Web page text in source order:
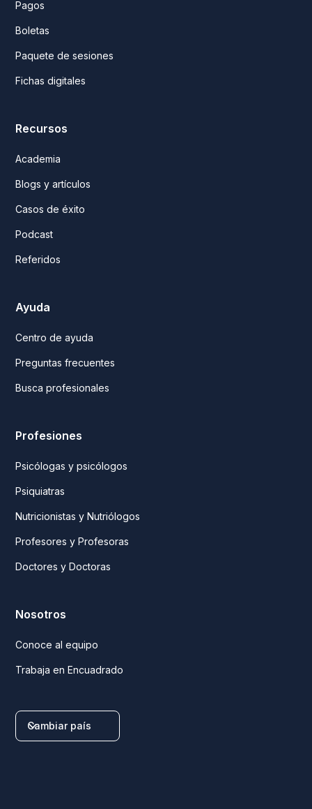
Pagos
Boletas
Paquete de sesiones
Fichas digitales
Recursos
Academia
Blogs y artículos
Casos de éxito
Podcast
Referidos
Ayuda
Centro de ayuda
Preguntas frecuentes
Busca profesionales
Profesiones
Psicólogas y psicólogos
Psiquiatras
Nutricionistas y Nutriólogos
Profesores y Profesoras
Doctores y Doctoras
Nosotros
Conoce al equipo
Trabaja en Encuadrado
Cambiar país